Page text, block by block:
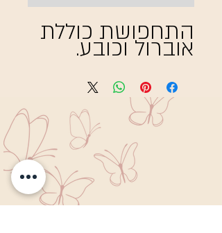
התחפושת כוללת
אוברול וכובע.